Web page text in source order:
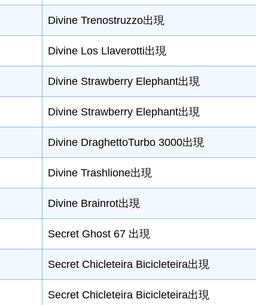
Divine Trenostruzzo出現
Divine Los Llaverotti出現
Divine Strawberry Elephant出現
Divine Strawberry Elephant出現
Divine DraghettoTurbo 3000出現
Divine Trashlione出現
Divine Brainrot出現
Secret Ghost 67 出現
Secret Chicleteira Bicicleteira出現
Secret Chicleteira Bicicleteira出現